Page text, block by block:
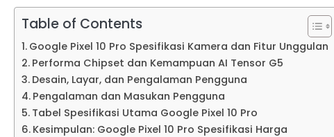
Table of Contents
Google Pixel 10 Pro Spesifikasi Kamera dan Fitur Unggulan
Performa Chipset dan Kemampuan AI Tensor G5
Desain, Layar, dan Pengalaman Pengguna
Pengalaman dan Masukan Pengguna
Tabel Spesifikasi Utama Google Pixel 10 Pro
Kesimpulan: Google Pixel 10 Pro Spesifikasi Harga